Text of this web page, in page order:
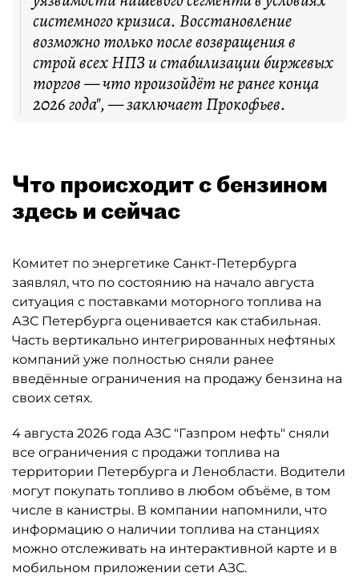
системного кризиса. Восстановление
возможно только после возвращения в
строй всех НПЗ и стабилизации биржевых
торгов — что произойдёт не ранее конца
2026 года", — заключает Прокофьев.
Что происходит с бензином
здесь и сейчас
Комитет по энергетике Санкт-Петербурга
заявлял, что по состоянию на начало августа
ситуация с поставками моторного топлива на
АЗС Петербурга оценивается как стабильная.
Часть вертикально интегрированных нефтяных
компаний уже полностью сняли ранее
введённые ограничения на продажу бензина на
своих сетях.
4 августа 2026 года АЗС "Газпром нефть" сняли
все ограничения с продажи топлива на
территории Петербурга и Ленобласти. Водители
могут покупать топливо в любом объёме, в том
числе в канистры. В компании напомнили, что
информацию о наличии топлива на станциях
можно отслеживать на интерактивной карте и в
мобильном приложении сети АЗС.